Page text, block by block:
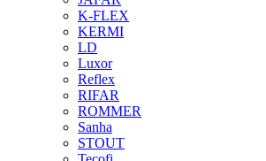
K-FLEX
KERMI
LD
Luxor
Reflex
RIFAR
ROMMER
Sanha
STOUT